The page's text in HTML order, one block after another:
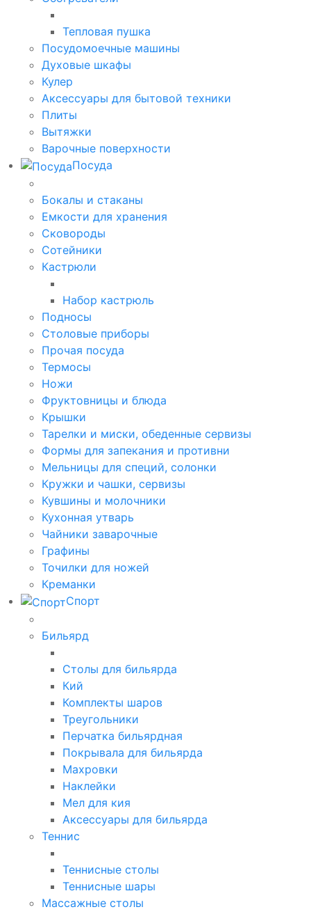
Тепловая пушка
Посудомоечные машины
Духовые шкафы
Кулер
Аксессуары для бытовой техники
Плиты
Вытяжки
Варочные поверхности
Посуда
Бокалы и стаканы
Емкости для хранения
Сковороды
Сотейники
Кастрюли
Набор кастрюль
Подносы
Столовые приборы
Прочая посуда
Термосы
Ножи
Фруктовницы и блюда
Крышки
Тарелки и миски, обеденные сервизы
Формы для запекания и противни
Мельницы для специй, солонки
Кружки и чашки, сервизы
Кувшины и молочники
Кухонная утварь
Чайники заварочные
Графины
Точилки для ножей
Креманки
Спорт
Бильярд
Столы для бильярда
Кий
Комплекты шаров
Треугольники
Перчатка бильярдная
Покрывала для бильярда
Махровки
Наклейки
Мел для кия
Аксессуары для бильярда
Теннис
Теннисные столы
Теннисные шары
Массажные столы